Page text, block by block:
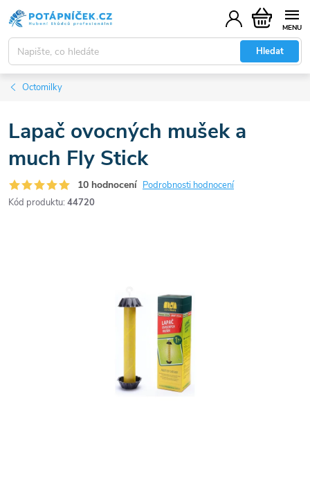
Přejít
na
obsah
Hledat
Nákupní
košík
Octomilky
Lapač ovocných mušek a
much Fly Stick
10 hodnocení Podrobnosti hodnocení
Kód produktu: 44720